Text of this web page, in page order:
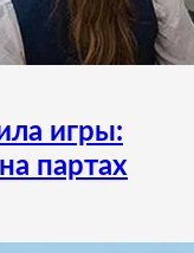
игры:
партах